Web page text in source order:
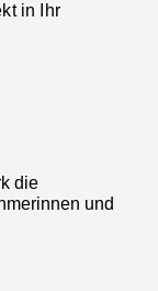
in Ihr
die
und